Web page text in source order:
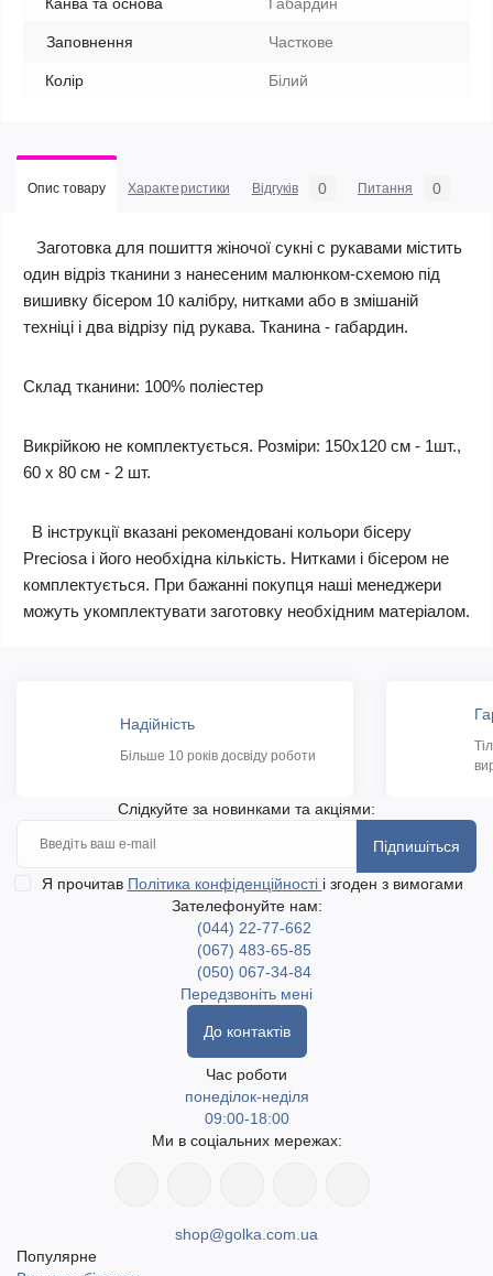
Заповнення Часткове
Колір Білий
Опис товару Характеристики Відгуків 0 Питання 0
Заготовка для пошиття жіночої сукні c рукавами містить
один відріз тканини з нанесеним малюнком-схемою під
вишивку бісером 10 калібру, нитками або в змішаній
техніці і два відрізу під рукава. Тканина - габардин.
Склад тканини: 100% поліестер
Викрійкою не комплектується. Розміри: 150х120 см - 1шт.,
60 х 80 см - 2 шт.
В інструкції вказані рекомендовані кольори бісеру
Preciosa і його необхідна кількість. Нитками і бісером не
комплектується. При бажанні покупця наші менеджери
можуть укомплектувати заготовку необхідним матеріалом.
Надійність
Більше 10 років досвіду роботи
Слідкуйте за новинками та акціями:
Підпишіться
Я прочитав Політика конфіденційності і згоден з вимогами
Зателефонуйте нам:
(044) 22-77-662
(067) 483-65-85
(050) 067-34-84
Передзвоніть мені
До контактів
Час роботи
понеділок-неділя
09:00-18:00
Ми в соціальних мережах:
shop@golka.com.ua
Популярне